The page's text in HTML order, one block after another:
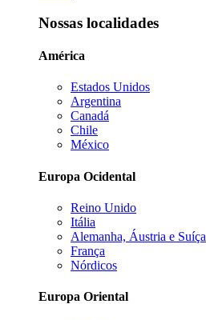
Nossas localidades
América
Estados Unidos
Argentina
Canadá
Chile
México
Europa Ocidental
Reino Unido
Itália
Alemanha, Áustria e Suíça
França
Nórdicos
Europa Oriental